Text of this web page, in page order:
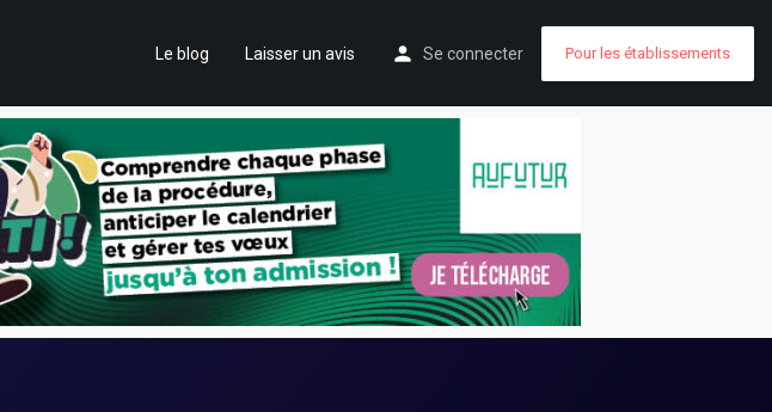
Le blog Laisser un avis Se connecter Pour les établissements